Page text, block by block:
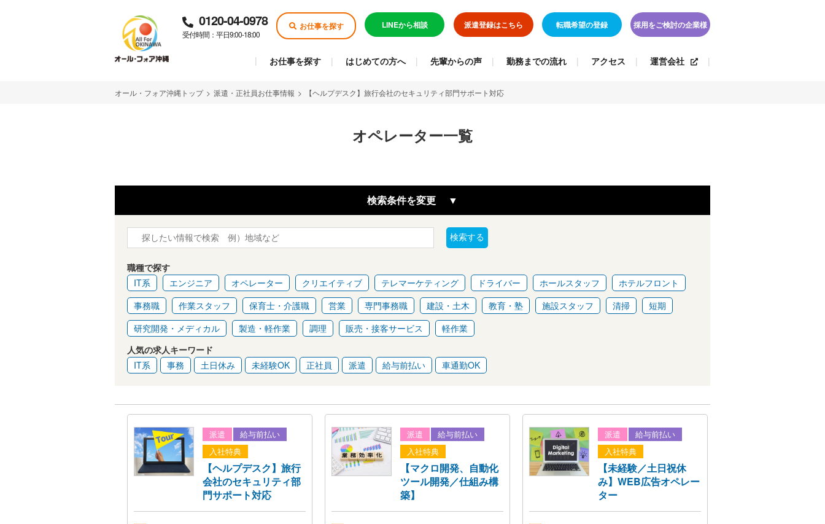
0120-04-0978
受付時間：平日9:00-18:00
お仕事を探す LINEから相談 派遣登録はこちら 転職希望の登録 採用をご検討の企業様
お仕事を探す はじめての方へ 先輩からの声 勤務までの流れ アクセス 運営会社
オール・フォア沖縄トップ > 派遣・正社員お仕事情報 > 【ヘルプデスク】旅行会社のセキュリティ部門サポート対応
オペレーター一覧
検索条件を変更
検索する
職種で探す
IT系
エンジニア オペレーター クリエイティブ テレマーケティング ドライバー ホールスタッフ
ホテルフロント
事務職
作業スタッフ 保育士・介護職 営業 専門事務職 建設・土木 教育・塾 施設スタッフ 清掃
短期
研究開発・メディカル
製造・軽作業 調理 販売・接客サービス
軽作業
人気の求人キーワード
IT系
事務 土日休み 未経験OK 正社員 派遣 給与前払い 車通勤OK
派遣
給与前払い
入社特典
【ヘルプデスク】旅行
会社のセキュリティ部
門サポート対応
派遣
給与前払い
入社特典
【マクロ開発、自動化
ツール開発／仕組み構
築】
派遣
給与前払い
入社特典
【未経験／土日祝休
み】WEB広告オペレー
ター